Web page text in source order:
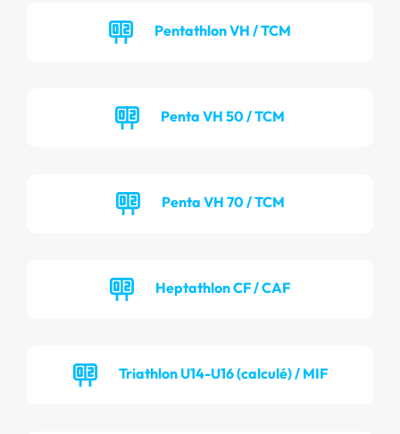
Pentathlon VH / TCM
Penta VH 50 / TCM
Penta VH 70 / TCM
Heptathlon CF / CAF
Triathlon U14-U16 (calculé) / MIF